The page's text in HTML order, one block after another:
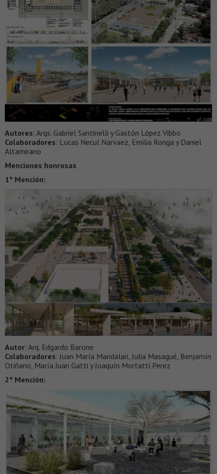
Autores: Arqs. Gabriel Santinelli y Gastón López Vibbo
Colaboradores: Lucas Necul Narvaez, Emilia Ronga y Daniel
Altamirano
Menciones honrosas
1º Mención:
Autor: Arq. Edgardo Barone
Colaboradores: Juan María Mandalari, Julia Masagué, Benjamín
Otiñano, María Juan Gatti y Joaquín Mortatti Perez
2º Mención: